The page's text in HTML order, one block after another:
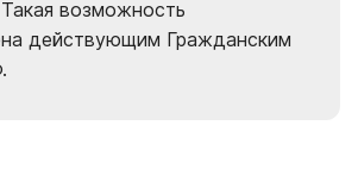
возможность
действующим Гражданским